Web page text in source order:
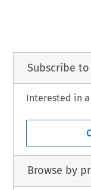
Subscribe
Interested in
Browse by